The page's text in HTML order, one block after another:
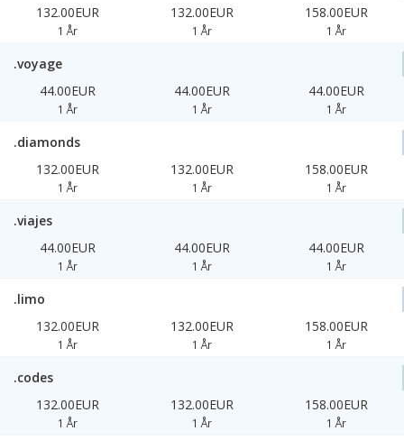
132.00EUR
1 År
132.00EUR
1 År
158.00EUR
1 År
.voyage
44.00EUR
1 År
44.00EUR
1 År
44.00EUR
1 År
.diamonds
132.00EUR
1 År
132.00EUR
1 År
158.00EUR
1 År
.viajes
44.00EUR
1 År
44.00EUR
1 År
44.00EUR
1 År
.limo
132.00EUR
1 År
132.00EUR
1 År
158.00EUR
1 År
.codes
132.00EUR
1 År
132.00EUR
1 År
158.00EUR
1 År